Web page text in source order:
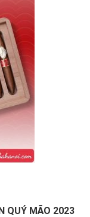
QUÝ MÃO 2023